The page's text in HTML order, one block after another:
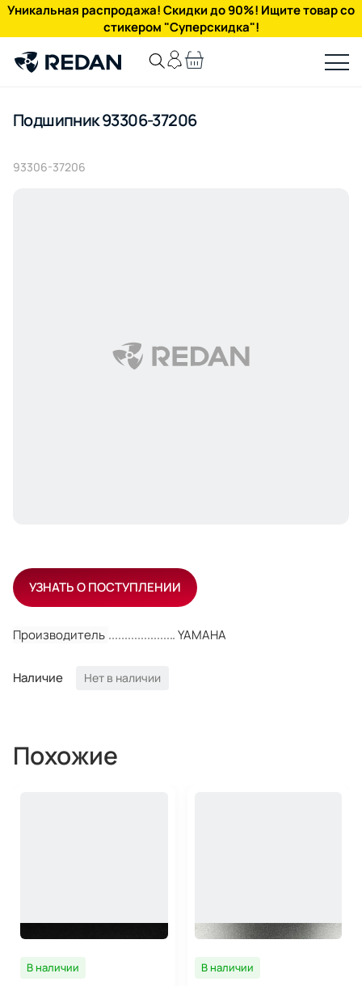
Уникальная распродажа! Скидки до 90%! Ищите товар со
стикером "Суперскидка"!
Подшипник 93306-37206
93306-37206
Производитель YAMAHA
Наличие Нет в наличии
УЗНАТЬ О ПОСТУПЛЕНИИ
Похожие
В наличии
В наличии